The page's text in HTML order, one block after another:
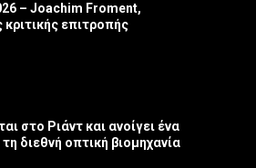
– Joachim Froment,
επιτροπής
στο Ριάντ και ανοίγει ένα
διεθνή οπτική βιομηχανία